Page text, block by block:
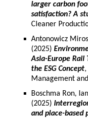
larger carbon
satisfaction? A
Cleaner
Antonowicz
(2025)
Asia-Europe
the ESG Concept
Management
Boschma Ron,
(2025)
and place-based